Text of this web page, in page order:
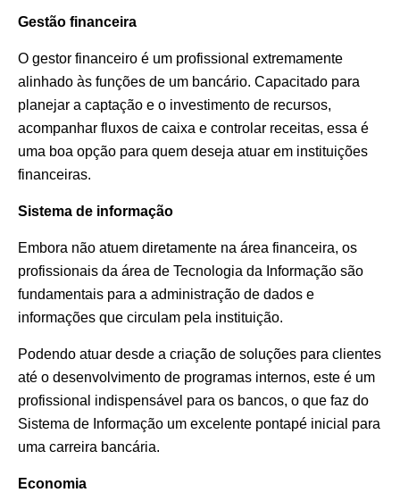
Gestão financeira
O gestor financeiro é um profissional extremamente
alinhado às funções de um bancário. Capacitado para
planejar a captação e o investimento de recursos,
acompanhar fluxos de caixa e controlar receitas, essa é
uma boa opção para quem deseja atuar em instituições
financeiras.
Sistema de informação
Embora não atuem diretamente na área financeira, os
profissionais da área de Tecnologia da Informação são
fundamentais para a administração de dados e
informações que circulam pela instituição.
Podendo atuar desde a criação de soluções para clientes
até o desenvolvimento de programas internos, este é um
profissional indispensável para os bancos, o que faz do
Sistema de Informação um excelente pontapé inicial para
uma carreira bancária.
Economia